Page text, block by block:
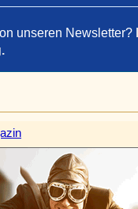
unseren Newsletter?